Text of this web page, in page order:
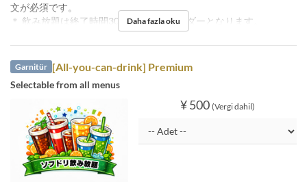
文が必須です。
＊ 飲み放題は終了時間30分前ラストオーダーとなります。
Daha fazla oku
Garnitür [All-you-can-drink] Premium
Selectable from all menus
¥ 500 (Vergi dahil)